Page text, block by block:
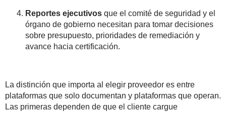
Reportes ejecutivos que el comité de seguridad y el
órgano de gobierno necesitan para tomar decisiones
sobre presupuesto, prioridades de remediación y
avance hacia certificación.
La distinción que importa al elegir proveedor es entre
plataformas que solo documentan y plataformas que operan.
Las primeras dependen de que el cliente cargue